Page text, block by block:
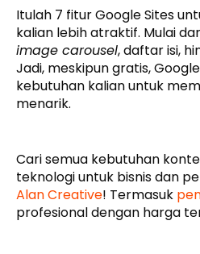
Itulah 7 fitur Google Sites
kalian lebih atraktif. Mulai
image carousel, daftar isi,
Jadi, meskipun gratis,
kebutuhan kalian untuk
menarik.
Cari semua kebutuhan
teknologi untuk bisnis dan
Alan Creative! Termasuk
profesional dengan harga